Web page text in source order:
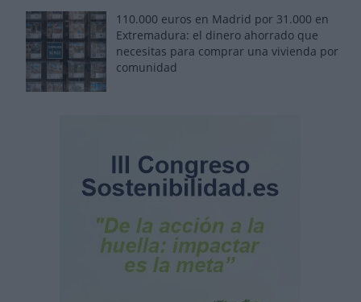
110.000 euros en Madrid por 31.000 en
Extremadura: el dinero ahorrado que
necesitas para comprar una vivienda por
comunidad